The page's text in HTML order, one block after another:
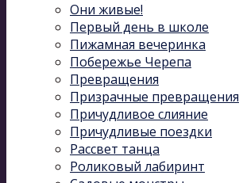
Они живые!
Первый день в школе
Пижамная вечеринка
Побережье Черепа
Превращения
Призрачные превращения
Причудливое слияние
Причудливые поездки
Рассвет танца
Роликовый лабиринт